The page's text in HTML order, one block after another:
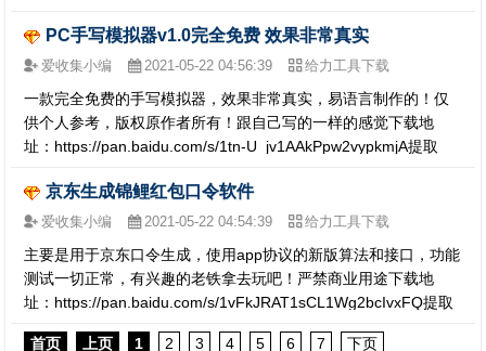
址：https://pan.baidu.com/s/10-upwhRCaP…
PC手写模拟器v1.0完全免费 效果非常真实
爱收集小编 2021-05-22 04:56:39 给力工具下载
一款完全免费的手写模拟器，效果非常真实，易语言制作的！仅
供个人参考，版权原作者所有！跟自己写的一样的感觉下载地
址：https://pan.baidu.com/s/1tn-U_jv1AAkPpw2vypkmjA提取
京东生成锦鲤红包口令软件
爱收集小编 2021-05-22 04:54:39 给力工具下载
主要是用于京东口令生成，使用app协议的新版算法和接口，功能
测试一切正常，有兴趣的老铁拿去玩吧！严禁商业用途下载地
址：https://pan.baidu.com/s/1vFkJRAT1sCL1Wg2bcIvxFQ提取
首页
上页 1 2 3 4 5 6 7 下页